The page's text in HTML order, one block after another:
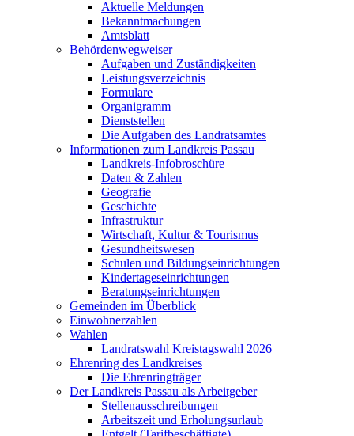
Aktuelle Meldungen
Bekanntmachungen
Amtsblatt
Behördenwegweiser
Aufgaben und Zuständigkeiten
Leistungsverzeichnis
Formulare
Organigramm
Dienststellen
Die Aufgaben des Landratsamtes
Informationen zum Landkreis Passau
Landkreis-Infobroschüre
Daten & Zahlen
Geografie
Geschichte
Infrastruktur
Wirtschaft, Kultur & Tourismus
Gesundheitswesen
Schulen und Bildungseinrichtungen
Kindertageseinrichtungen
Beratungseinrichtungen
Gemeinden im Überblick
Einwohnerzahlen
Wahlen
Landratswahl Kreistagswahl 2026
Ehrenring des Landkreises
Die Ehrenringträger
Der Landkreis Passau als Arbeitgeber
Stellenausschreibungen
Arbeitszeit und Erholungsurlaub